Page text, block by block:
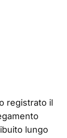
registrato il
lungo